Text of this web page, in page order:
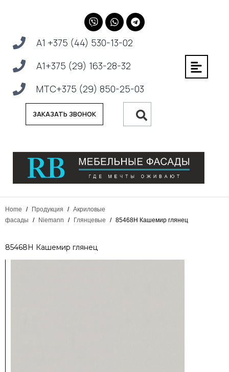
А1 +375 (44) 530-13-02
А1+375 (29) 163-28-32
МТС+375 (29) 850-25-03
ЗАКАЗАТЬ ЗВОНОК
Home / Продукция / Акриловые
фасады
/ Niemann / Глянцевые / 85468H Кашемир глянец
85468H Кашемир глянец